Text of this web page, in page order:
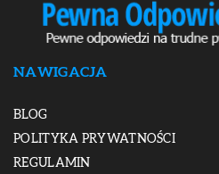
NAWIGACJA
BLOG
POLITYKA PRYWATNOŚCI
REGULAMIN